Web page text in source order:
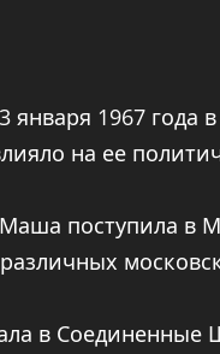
января 1967
на ее
поступила в
в Соединенные